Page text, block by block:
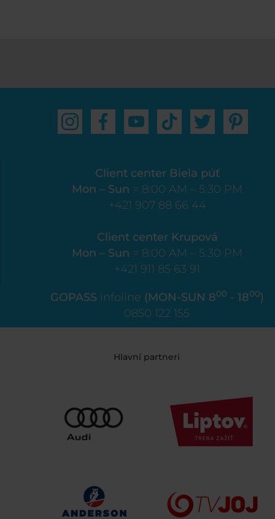
Client center Biela púť
Mon – Sun = 8:00 AM – 5:30 PM
+421 907 88 66 44
Client center Krupová
Mon – Sun = 8:00 AM – 5:30 PM
+421 911 85 63 91
GOPASS infoline (MON-SUN 800 - 1800)
0850 122 155
Hlavní partneri